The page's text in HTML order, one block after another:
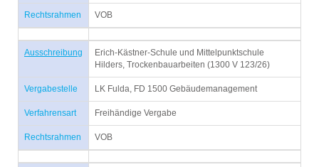
Rechtsrahmen VOB
Ausschreibung
Erich-Kästner-Schule und Mittelpunktschule
Hilders, Trockenbauarbeiten (1300 V 123/26)
Vergabestelle LK Fulda, FD 1500 Gebäudemanagement
Verfahrensart Freihändige Vergabe
Rechtsrahmen VOB